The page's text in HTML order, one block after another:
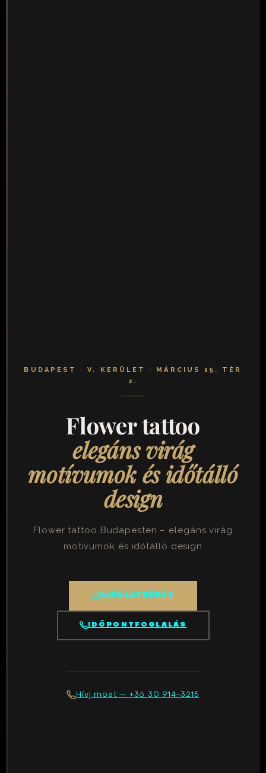
BUDAPEST · V. KERÜLET · MÁRCIUS 15. TÉR
2.
Flower tattoo
elegáns virág
motívumok és időtálló
design
Flower tattoo Budapesten – elegáns virág
motívumok és időtálló design
AJÁNLATKÉRÉS
IDŐPONTFOGLALÁS
Hívj most — +36 30 914-3215